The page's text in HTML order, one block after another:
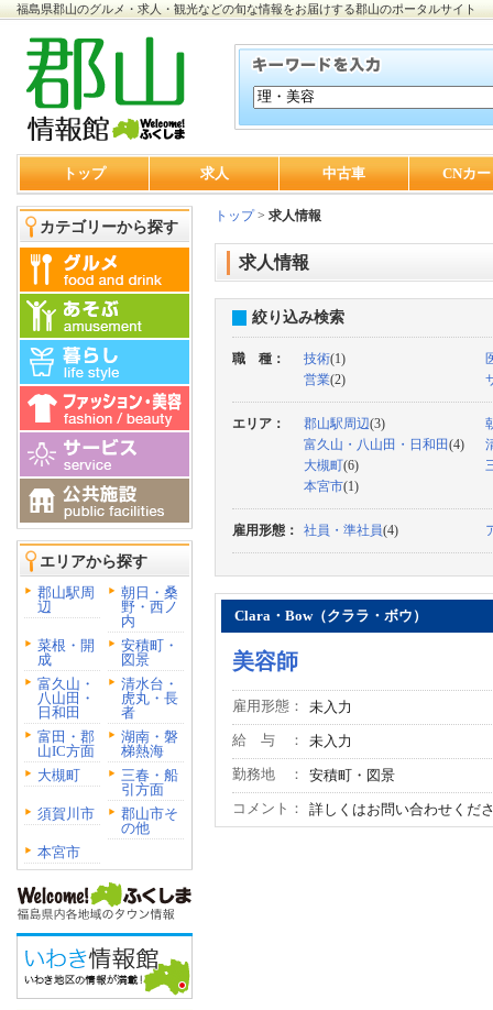
福島県郡山のグルメ・求人・観光などの旬な情報をお届けする郡山のポータルサイト
トップ 求人 中古車 CNカ
カテゴリーから探す
エリアから探す
郡山駅周
辺
朝日・桑
野・西ノ
内
菜根・開
成
安積町・
図景
富久山・
八山田・
日和田
清水台・
虎丸・長
者
富田・郡
山IC方面
湖南・磐
梯熱海
大槻町
三春・船
引方面
須賀川市
郡山市そ
の他
本宮市
トップ> 求人情報
求人情報
絞り込み検索
職 種： 技術(1)
営業(2)
エリア： 郡山駅周辺(3)
富久山・八山田・日和田(4)
大槻町(6)
本宮市(1)
雇用形態： 社員・準社員(4)
Clara・Bow（クララ・ボウ）
美容師
雇用形態：
未入力
給 与 ：
未入力
勤務地 ：
安積町・図景
コメント：
詳しくはお問い合わせくだ